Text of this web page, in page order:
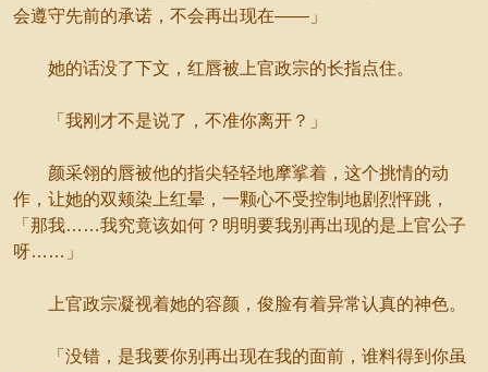
会遵守先前的承诺，不会再出现在——」
她的话没了下文，红唇被上官政宗的长指点住。
「我刚才不是说了，不准你离开？」
颜采翎的唇被他的指尖轻轻地摩挲着，这个挑情的动
作，让她的双颊染上红晕，一颗心不受控制地剧烈怦跳，
「那我……我究竟该如何？明明要我别再出现的是上官公子
呀……」
上官政宗凝视着她的容颜，俊脸有着异常认真的神色。
「没错，是我要你别再出现在我的面前，谁料得到你虽